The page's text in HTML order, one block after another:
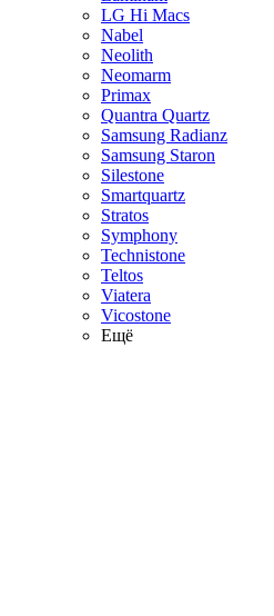
LG Hi Macs
Nabel
Neolith
Neomarm
Primax
Quantra Quartz
Samsung Radianz
Samsung Staron
Silestone
Smartquartz
Stratos
Symphony
Technistone
Teltos
Viatera
Vicostone
Ещё